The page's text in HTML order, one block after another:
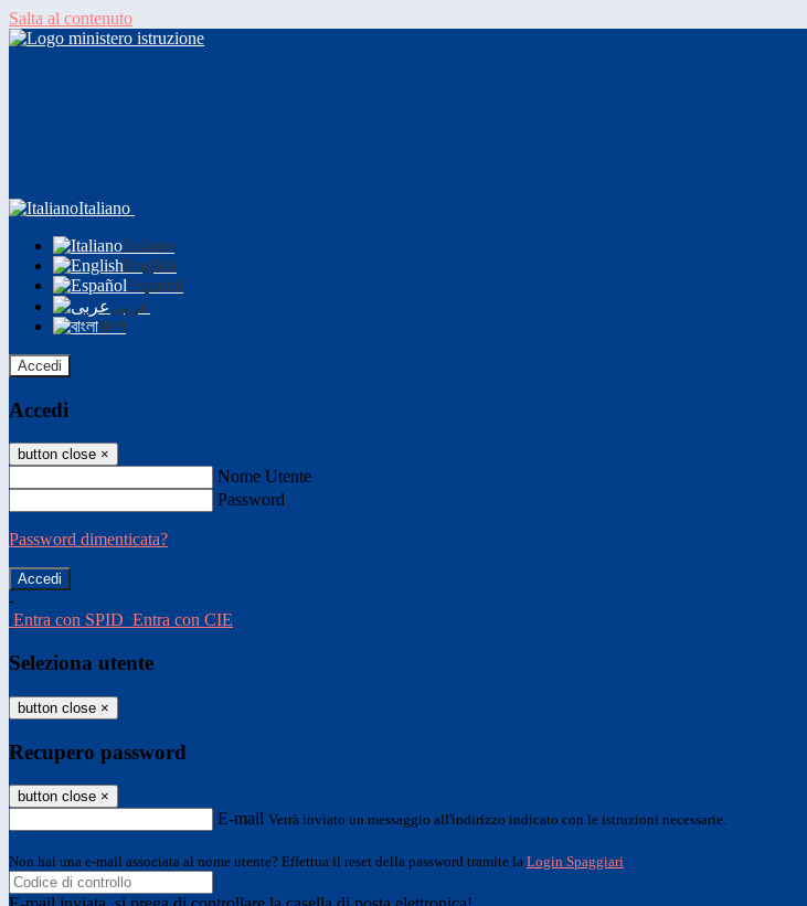
Salta al contenuto
Italiano
Italiano
English
Español
عربى
বাংলা
Accedi
Accedi
button close ×
Nome Utente
Password
Password dimenticata?
-
Entra con SPID Entra con CIE
Seleziona utente
button close ×
Recupero password
button close ×
E-mail Verrà inviato un messaggio all'indirizzo indicato con le istruzioni necessarie.
Non hai una e-mail associata al nome utente? Effettua il reset della password tramite la Login Spaggiari